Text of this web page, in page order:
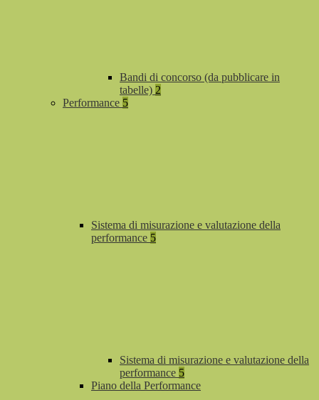
Bandi di concorso (da pubblicare in
tabelle) 2
Performance 5
Sistema di misurazione e valutazione della
performance 5
Sistema di misurazione e valutazione della
performance 5
Piano della Performance